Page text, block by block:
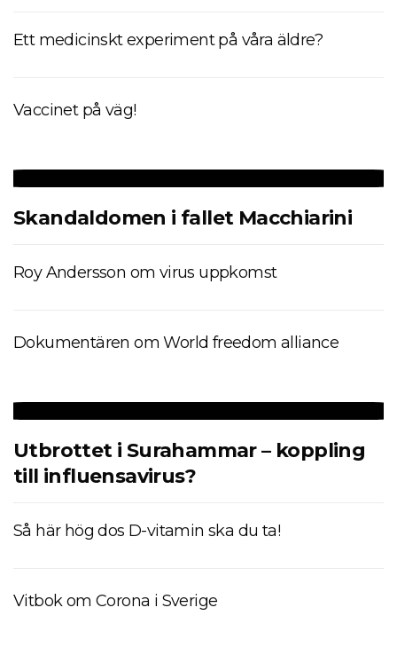
Ett medicinskt experiment på våra äldre?
Vaccinet på väg!
Skandaldomen i fallet Macchiarini
Roy Andersson om virus uppkomst
Dokumentären om World freedom alliance
Utbrottet i Surahammar – koppling
till influensavirus?
Så här hög dos D-vitamin ska du ta!
Vitbok om Corona i Sverige